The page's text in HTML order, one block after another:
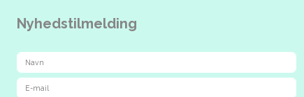
Nyhedstilmelding